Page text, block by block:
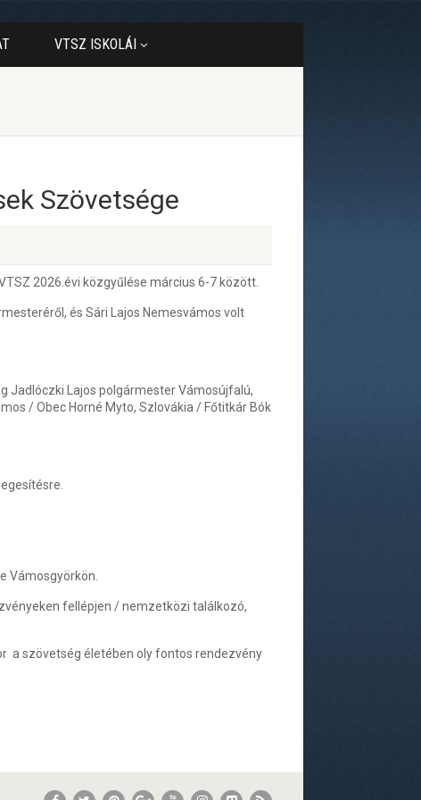
VTSZ ISKOLÁI
Szövetsége
2026.évi közgyűlése március 6-7 között.
és Sári Lajos Nemesvámos volt
Jadlóczki Lajos polgármester Vámosújfalú,
/ Obec Horné Myto, Szlovákia / Főtitkár Bók
Vámosgyörkön.
fellépjen / nemzetközi találkozó,
a szövetség életében oly fontos rendezvény